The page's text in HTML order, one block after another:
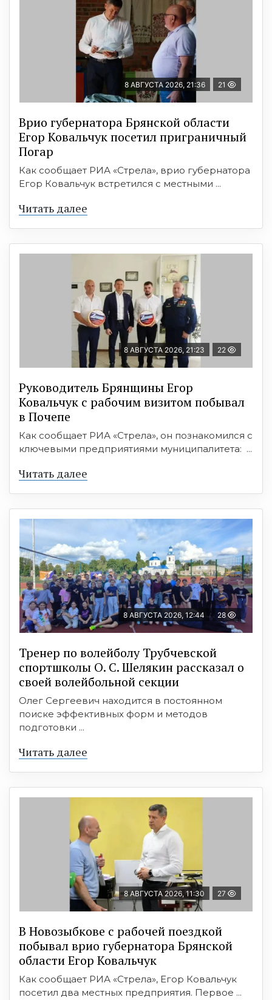
8 АВГУСТА 2026, 21:36 21
Врио губернатора Брянской области
Егор Ковальчук посетил приграничный
Погар
Как сообщает РИА «Стрела», врио губернатора
Егор Ковальчук встретился с местными ...
Читать далее
8 АВГУСТА 2026, 21:23 22
Руководитель Брянщины Егор
Ковальчук с рабочим визитом побывал
в Почепе
Как сообщает РИА «Стрела», он познакомился с
ключевыми предприятиями муниципалитета: ...
Читать далее
8 АВГУСТА 2026, 12:44 28
Тренер по волейболу Трубчевской
спортшколы О. С. Шелякин рассказал о
своей волейбольной секции
Олег Сергеевич находится в постоянном
поиске эффективных форм и методов
подготовки ...
Читать далее
8 АВГУСТА 2026, 11:30 27
В Новозыбкове с рабочей поездкой
побывал врио губернатора Брянской
области Егор Ковальчук
Как сообщает РИА «Стрела», Егор Ковальчук
посетил два местных предприятия. Первое ...